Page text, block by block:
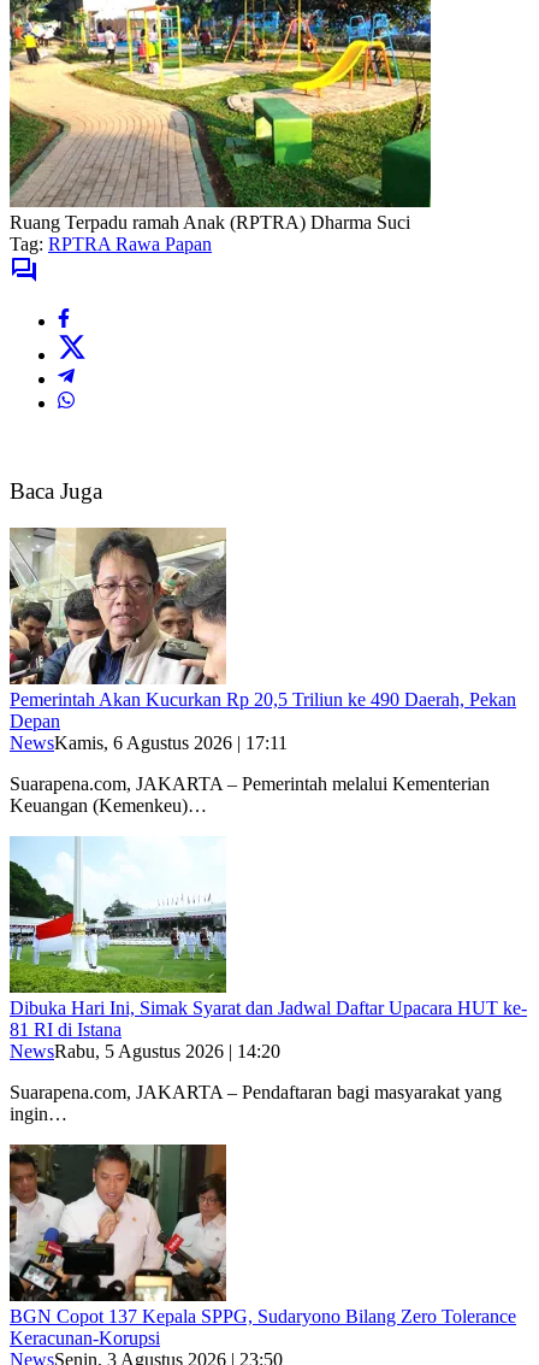
Ruang Terpadu ramah Anak (RPTRA) Dharma Suci
Tag: RPTRA Rawa Papan
Baca Juga
Pemerintah Akan Kucurkan Rp 20,5 Triliun ke 490 Daerah, Pekan
Depan
NewsKamis, 6 Agustus 2026 | 17:11
Suarapena.com, JAKARTA – Pemerintah melalui Kementerian
Keuangan (Kemenkeu)…
Dibuka Hari Ini, Simak Syarat dan Jadwal Daftar Upacara HUT ke-
81 RI di Istana
NewsRabu, 5 Agustus 2026 | 14:20
Suarapena.com, JAKARTA – Pendaftaran bagi masyarakat yang
ingin…
BGN Copot 137 Kepala SPPG, Sudaryono Bilang Zero Tolerance
Keracunan-Korupsi
NewsSenin, 3 Agustus 2026 | 23:50